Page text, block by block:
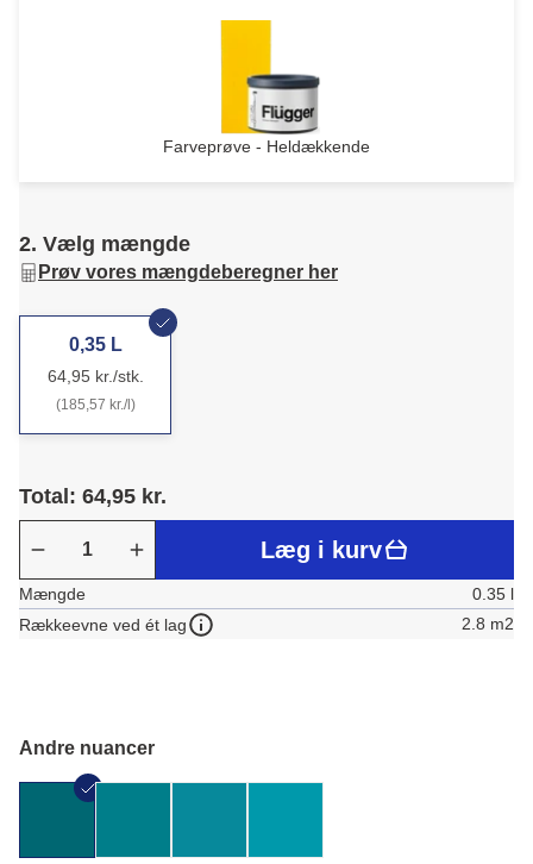
Farveprøve - Heldækkende
2. Vælg mængde
Prøv vores mængdeberegner her
0,35 L
64,95 kr./stk.
(185,57 kr./l)
Total: 64,95 kr.
Læg i kurv
Mængde
0.35 l
Rækkeevne ved ét lag
2.8 m2
Andre nuancer